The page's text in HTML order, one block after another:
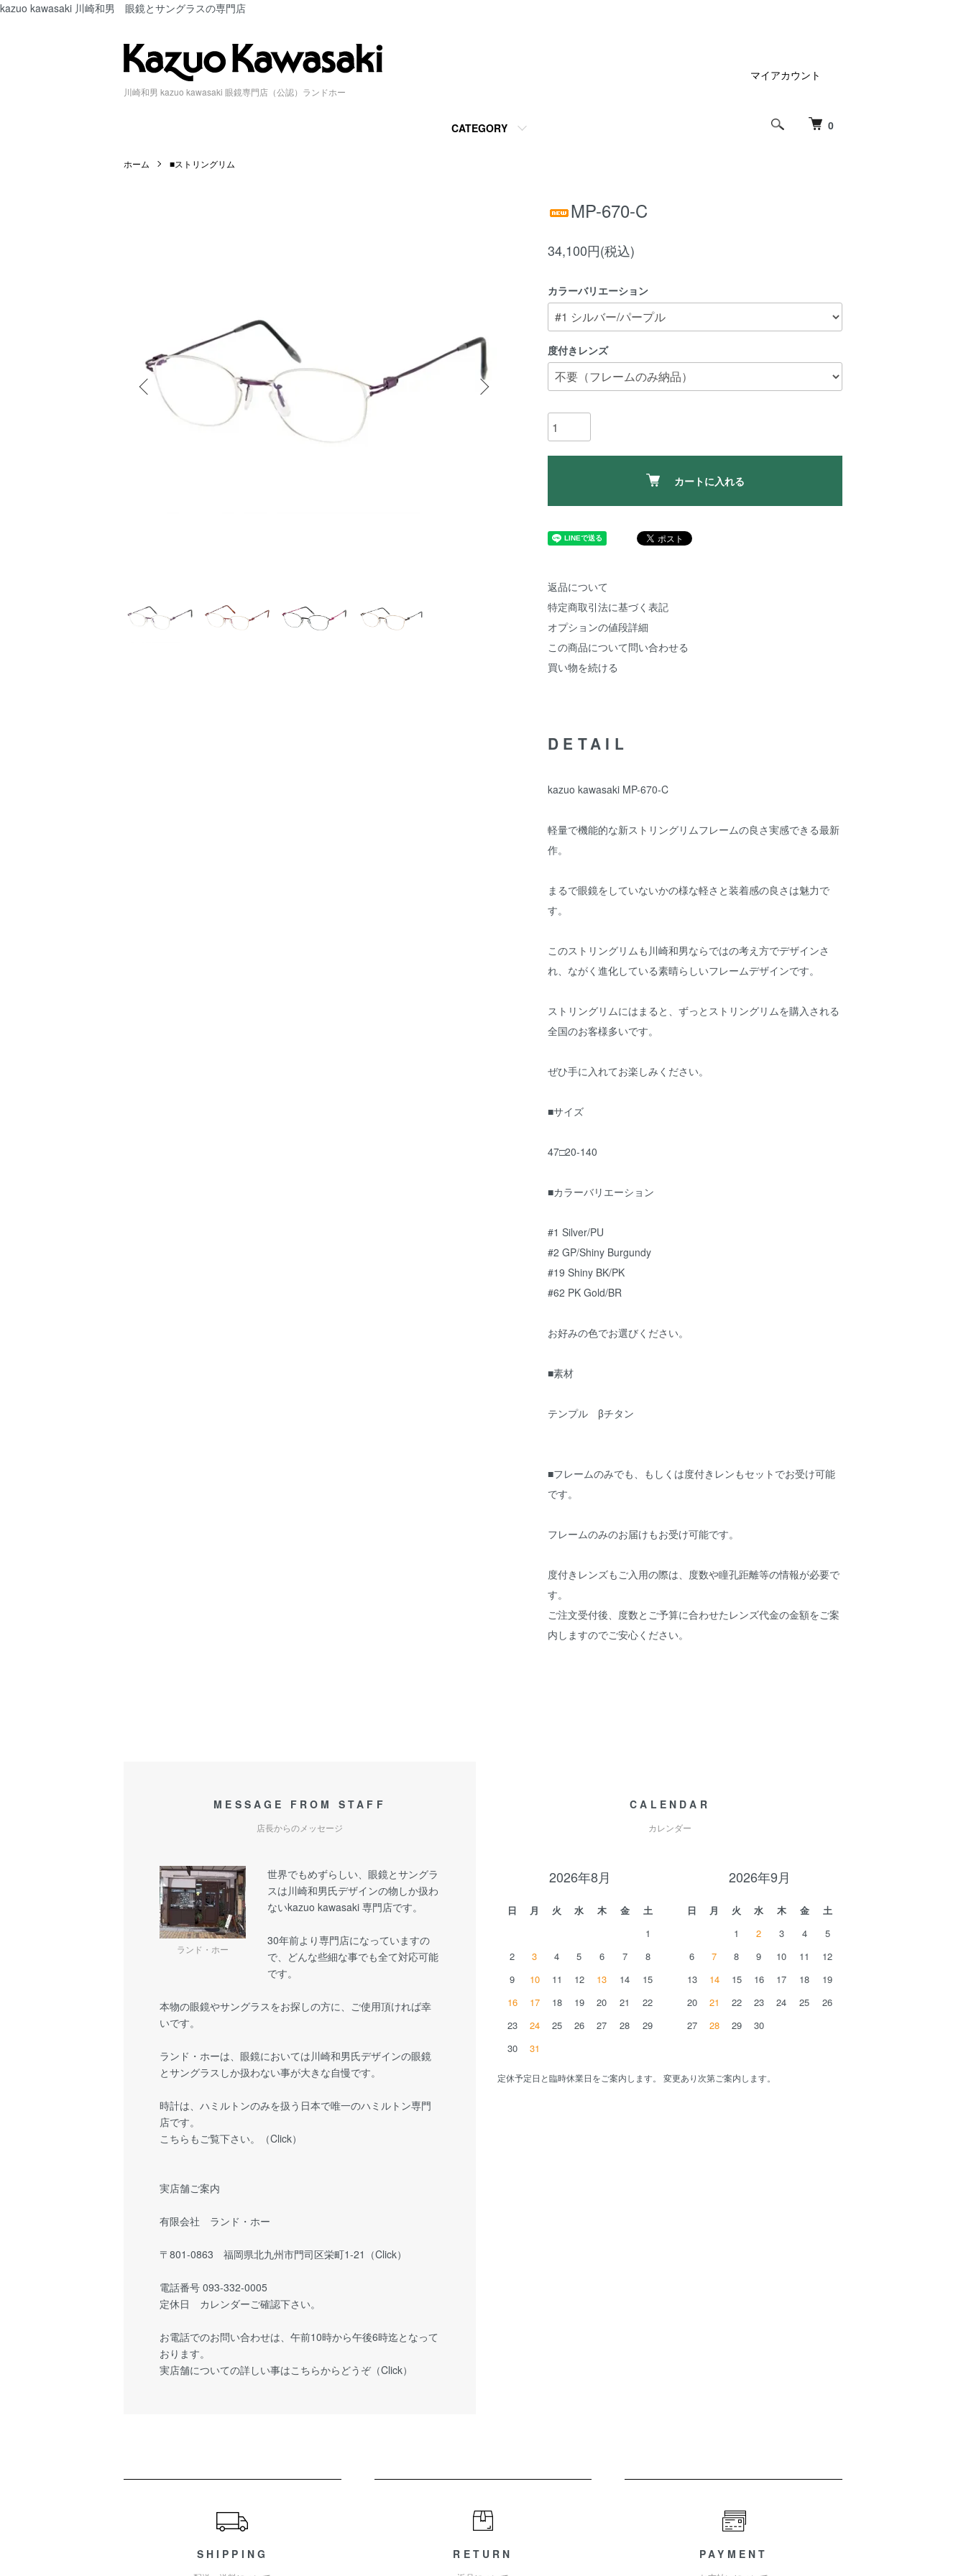
kazuo kawasaki 川崎和男 眼鏡とサングラスの専門店
川崎和男 kazuo kawasaki 眼鏡専門店（公認）ランドホー
0
CATEGORY
マイアカウント
ホーム ■ストリングリム
MP-670-C
34,100円(税込)
カラーバリエーション
度付きレンズ
カートに入れる
返品について
特定商取引法に基づく表記
オプションの値段詳細
この商品について問い合わせる
買い物を続ける
DETAIL
kazuo kawasaki MP-670-C
軽量で機能的な新ストリングリムフレームの良さ実感できる最新
作。
まるで眼鏡をしていないかの様な軽さと装着感の良さは魅力で
す。
このストリングリムも川崎和男ならではの考え方でデザインさ
れ、ながく進化している素晴らしいフレームデザインです。
ストリングリムにはまると、ずっとストリングリムを購入される
全国のお客様多いです。
ぜひ手に入れてお楽しみください。
■サイズ
47□20-140
■カラーバリエーション
#1 Silver/PU
#2 GP/Shiny Burgundy
#19 Shiny BK/PK
#62 PK Gold/BR
お好みの色でお選びください。
■素材
テンプル βチタン
■フレームのみでも、もしくは度付きレンもセットでお受け可能
です。
フレームのみのお届けもお受け可能です。
度付きレンズもご入用の際は、度数や瞳孔距離等の情報が必要で
す。
ご注文受付後、度数とご予算に合わせたレンズ代金の金額をご案
内しますのでご安心ください。
MESSAGE FROM STAFF
店長からのメッセージ
ランド・ホー
世界でもめずらしい、眼鏡とサングラ
スは川崎和男氏デザインの物しか扱わ
ないkazuo kawasaki 専門店です。
30年前より専門店になっていますの
で、どんな些細な事でも全て対応可能
です。
本物の眼鏡やサングラスをお探しの方に、ご使用頂ければ幸
いです。
ランド・ホーは、眼鏡においては川崎和男氏デザインの眼鏡
とサングラスしか扱わない事が大きな自慢です。
時計は、ハミルトンのみを扱う日本で唯一のハミルトン専門
店です。
こちらもご覧下さい。（Click）
実店舗ご案内
有限会社 ランド・ホー
〒801-0863 福岡県北九州市門司区栄町1-21（Click）
電話番号 093-332-0005
定休日 カレンダーご確認下さい。
お電話でのお問い合わせは、午前10時から午後6時迄となって
おります。
実店舗についての詳しい事はこちらからどうぞ（Click）
CALENDAR
カレンダー
2026年8月
日 月 火 水 木 金
土
1
2
3 4 5 6 7
8
9
10 11 12 13 14
15
16
17 18 19 20 21
22
23
24 25 26 27 28
29
30
31
2026年9月
日 月 火 水 木 金
土
1
2 3 4
5
6
7 8 9 10 11
12
13
14 15 16 17 18
19
20
21 22 23 24 25
26
27
28 29 30
定休予定日と臨時休業日をご案内します。 変更あり次第ご案内します。
SHIPPING RETURN PAYMENT